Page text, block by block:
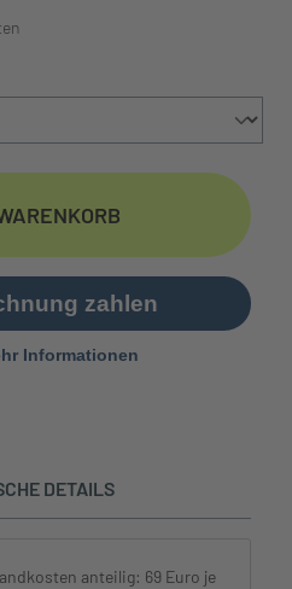
DETAILS
anteilig: 69 Euro je